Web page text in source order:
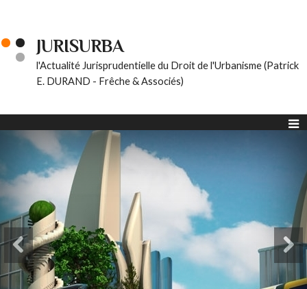
JURISURBA
l'Actualité Jurisprudentielle du Droit de l'Urbanisme (Patrick
E. DURAND - Frêche & Associés)